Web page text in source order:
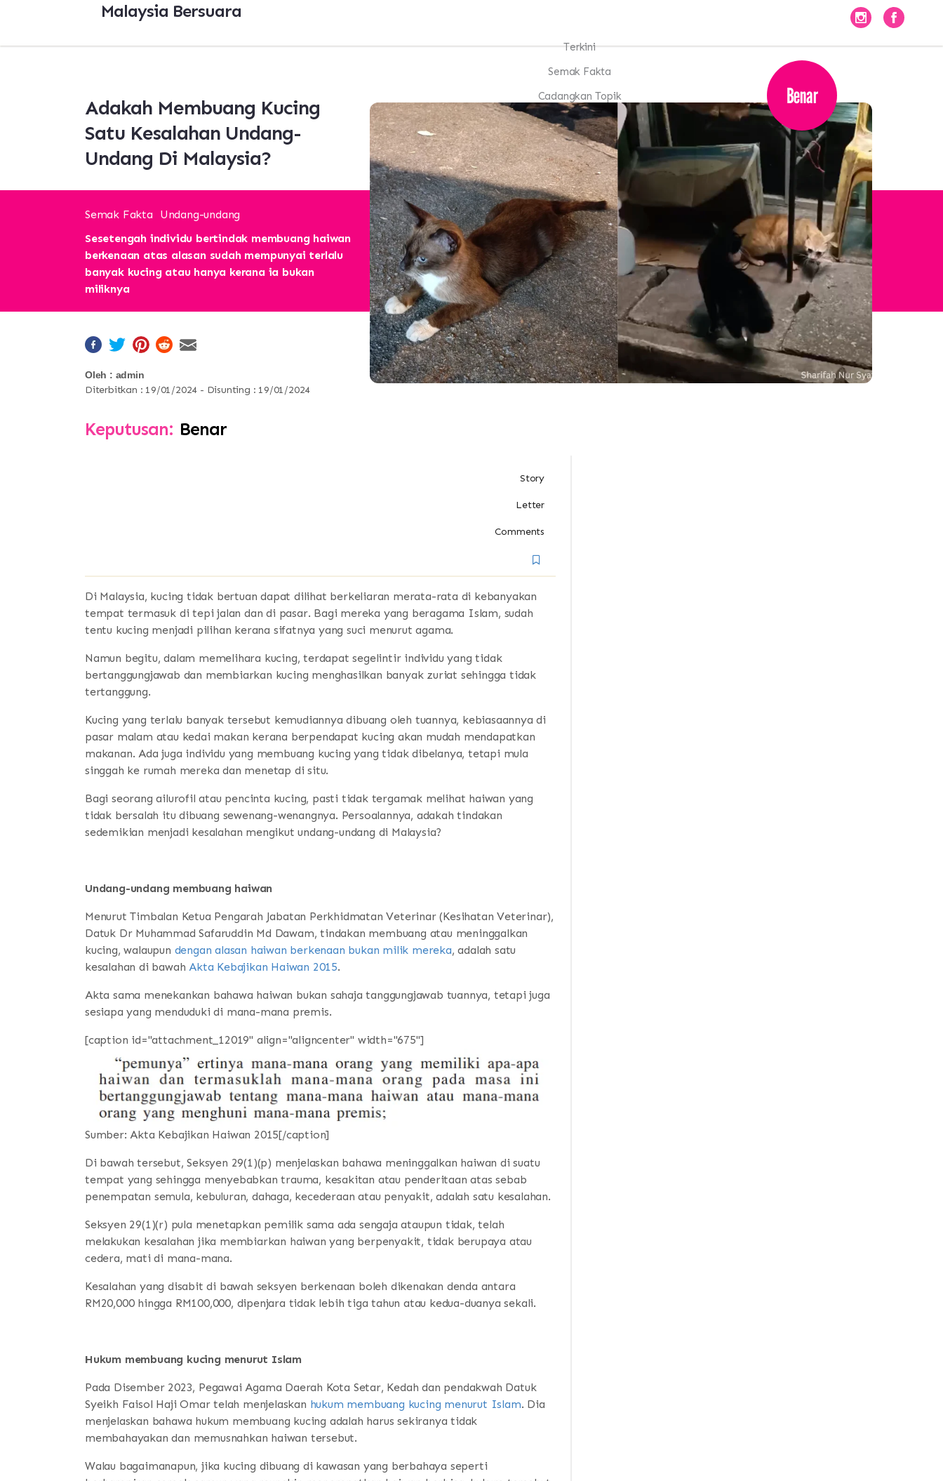
Malaysia Bersuara
Terkini
Semak Fakta
Cadangkan Topik
Kemukakan Petisyen
Adakah Membuang Kucing
Satu Kesalahan Undang-
Undang Di Malaysia?
Benar
Semak Fakta
Undang-undang
Sesetengah individu bertindak membuang haiwan
berkenaan atas alasan sudah mempunyai terlalu
banyak kucing atau hanya kerana ia bukan
miliknya
Oleh : admin
Diterbitkan : 19/01/2024 - Disunting : 19/01/2024
Keputusan: Benar
Story
Letter
Comments
Di Malaysia, kucing tidak bertuan dapat dilihat berkeliaran merata-rata di kebanyakan
tempat termasuk di tepi jalan dan di pasar. Bagi mereka yang beragama Islam, sudah
tentu kucing menjadi pilihan kerana sifatnya yang suci menurut agama.
Namun begitu, dalam memelihara kucing, terdapat segelintir individu yang tidak
bertanggungjawab dan membiarkan kucing menghasilkan banyak zuriat sehingga tidak
tertanggung.
Kucing yang terlalu banyak tersebut kemudiannya dibuang oleh tuannya, kebiasaannya di
pasar malam atau kedai makan kerana berpendapat kucing akan mudah mendapatkan
makanan. Ada juga individu yang membuang kucing yang tidak dibelanya, tetapi mula
singgah ke rumah mereka dan menetap di situ.
Bagi seorang ailurofil atau pencinta kucing, pasti tidak tergamak melihat haiwan yang
tidak bersalah itu dibuang sewenang-wenangnya. Persoalannya, adakah tindakan
sedemikian menjadi kesalahan mengikut undang-undang di Malaysia?
Undang-undang membuang haiwan
Menurut Timbalan Ketua Pengarah Jabatan Perkhidmatan Veterinar (Kesihatan Veterinar),
Datuk Dr Muhammad Safaruddin Md Dawam, tindakan membuang atau meninggalkan
kucing, walaupun dengan alasan haiwan berkenaan bukan milik mereka, adalah satu
kesalahan di bawahAkta Kebajikan Haiwan 2015.
Akta sama menekankan bahawa haiwan bukan sahaja tanggungjawab tuannya, tetapi juga
sesiapa yang menduduki di mana-mana premis.
[caption id="attachment_12019" align="aligncenter" width="675"]
Sumber: Akta Kebajikan Haiwan 2015[/caption]
Di bawah tersebut, Seksyen 29(1)(p) menjelaskan bahawa meninggalkan haiwan di suatu
tempat yang sehingga menyebabkan trauma, kesakitan atau penderitaan atas sebab
penempatan semula, kebuluran, dahaga, kecederaan atau penyakit, adalah satu kesalahan.
Seksyen 29(1)(r) pula menetapkan pemilik sama ada sengaja ataupun tidak, telah
melakukan kesalahan jika membiarkan haiwan yang berpenyakit, tidak berupaya atau
cedera, mati di mana-mana.
Kesalahan yang disabit di bawah seksyen berkenaan boleh dikenakan denda antara
RM20,000 hingga RM100,000, dipenjara tidak lebih tiga tahun atau kedua-duanya sekali.
Hukum membuang kucing menurut Islam
Pada Disember 2023, Pegawai Agama Daerah Kota Setar, Kedah dan pendakwah Datuk
Syeikh Faisol Haji Omar telah menjelaskan hukum membuang kucing menurut Islam. Dia
menjelaskan bahawa hukum membuang kucing adalah harus sekiranya tidak
membahayakan dan memusnahkan haiwan tersebut.
Walau bagaimanapun, jika kucing dibuang di kawasan yang berbahaya seperti